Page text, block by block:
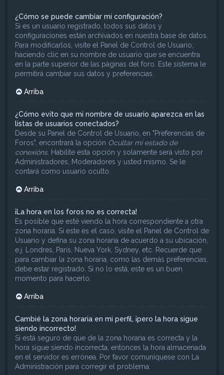
¿Cómo se puede cambiar mi configuración?
Si es un usuario registrado, todos sus datos y
configuraciones están archivados en nuestra base de datos.
Para modificarlos, visite el Panel de Control de Usuario;
haciendo clic en su nombre de usuario que se encuentra
en la parte superior de las páginas del foro. Este sistema le
permitirá cambiar sus datos y preferencias.
Arriba
¿Cómo evito que mi nombre de usuario aparezca en las
listas de usuarios conectados?
Desde su Panel de Control de Usuario, en "Preferencias de
Foros", encontrará la opción Ocultar mi estado de
conexións. Habilite esta opción y solamente será visto por
Administradores, Moderadores y usted mismo. Se le
contará como usuario oculto.
Arriba
¡La hora en los foros no es correcta!
Es posible que esté viendo la hora correspondiente a otra
zona horaria. Si este es el caso, visite el Panel de Control de
Usuario y defina su zona horaria de acuerdo a su ubicación,
e.j. Londres, París, Nueva York, Sydney, etc. Recuerde que
para cambiar la zona horaria, como las demás preferencias,
debe estar registrado. Si no lo está, este es un buen
momento para hacerlo.
Arriba
Cambié la zona horaria en mi perfil, ¡pero la hora sigue
siendo incorrecto!
Si está seguro de que de la zona horaria es correcta y la
hora sigue siendo incorrecta, entonces la hora almacenada
en el servidor es errónea. Por favor comuníquese con La
Administración para corregir el problema.